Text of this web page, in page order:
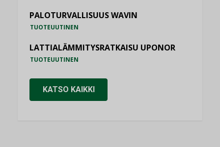
PALOTURVALLISUUS WAVIN
TUOTEUUTINEN
LATTIALÄMMITYSRATKAISU UPONOR
TUOTEUUTINEN
KATSO KAIKKI